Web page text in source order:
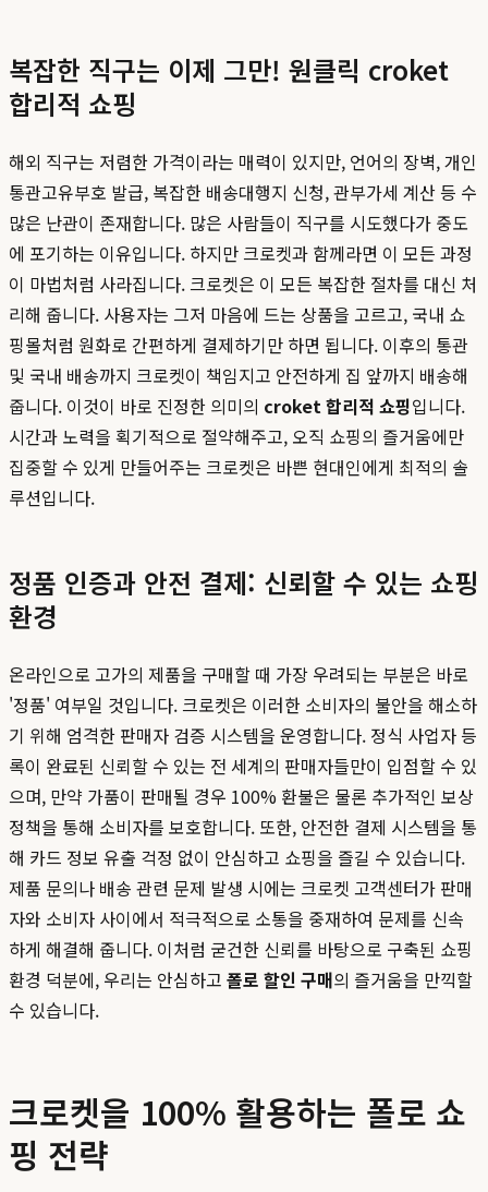
복잡한 직구는 이제 그만! 원클릭 croket
합리적 쇼핑
해외 직구는 저렴한 가격이라는 매력이 있지만, 언어의 장벽, 개인
통관고유부호 발급, 복잡한 배송대행지 신청, 관부가세 계산 등 수
많은 난관이 존재합니다. 많은 사람들이 직구를 시도했다가 중도
에 포기하는 이유입니다. 하지만 크로켓과 함께라면 이 모든 과정
이 마법처럼 사라집니다. 크로켓은 이 모든 복잡한 절차를 대신 처
리해 줍니다. 사용자는 그저 마음에 드는 상품을 고르고, 국내 쇼
핑몰처럼 원화로 간편하게 결제하기만 하면 됩니다. 이후의 통관
및 국내 배송까지 크로켓이 책임지고 안전하게 집 앞까지 배송해
줍니다. 이것이 바로 진정한 의미의 croket 합리적 쇼핑입니다.
시간과 노력을 획기적으로 절약해주고, 오직 쇼핑의 즐거움에만
집중할 수 있게 만들어주는 크로켓은 바쁜 현대인에게 최적의 솔
루션입니다.
정품 인증과 안전 결제: 신뢰할 수 있는 쇼핑
환경
온라인으로 고가의 제품을 구매할 때 가장 우려되는 부분은 바로
'정품' 여부일 것입니다. 크로켓은 이러한 소비자의 불안을 해소하
기 위해 엄격한 판매자 검증 시스템을 운영합니다. 정식 사업자 등
록이 완료된 신뢰할 수 있는 전 세계의 판매자들만이 입점할 수 있
으며, 만약 가품이 판매될 경우 100% 환불은 물론 추가적인 보상
정책을 통해 소비자를 보호합니다. 또한, 안전한 결제 시스템을 통
해 카드 정보 유출 걱정 없이 안심하고 쇼핑을 즐길 수 있습니다.
제품 문의나 배송 관련 문제 발생 시에는 크로켓 고객센터가 판매
자와 소비자 사이에서 적극적으로 소통을 중재하여 문제를 신속
하게 해결해 줍니다. 이처럼 굳건한 신뢰를 바탕으로 구축된 쇼핑
환경 덕분에, 우리는 안심하고 폴로 할인 구매의 즐거움을 만끽할
수 있습니다.
크로켓을 100% 활용하는 폴로 쇼
핑 전략